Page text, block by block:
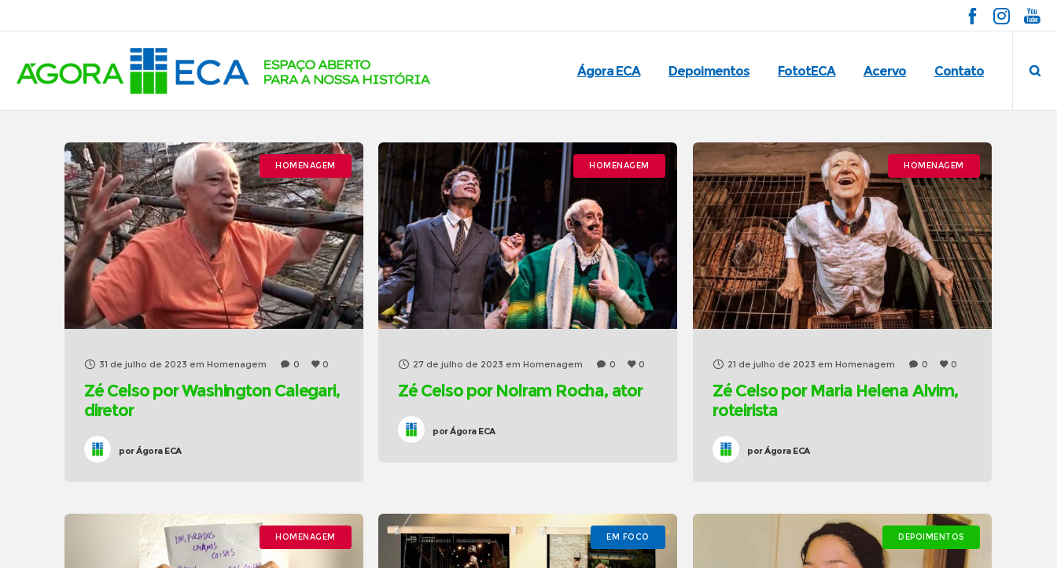
Ágora ECA Depoimentos FototECA Acervo Contato
HOMENAGEM
31 de julho de 2023 em Homenagem 0 0
Zé Celso por Washington Calegari,
diretor
porÁgora ECA
HOMENAGEM
27 de julho de 2023 em Homenagem 0 0
Zé Celso por Nolram Rocha, ator
porÁgora ECA
HOMENAGEM
21 de julho de 2023 em Homenagem 0 0
Zé Celso por Maria Helena Alvim,
roteirista
porÁgora ECA
HOMENAGEM EM FOCO DEPOIMENTOS